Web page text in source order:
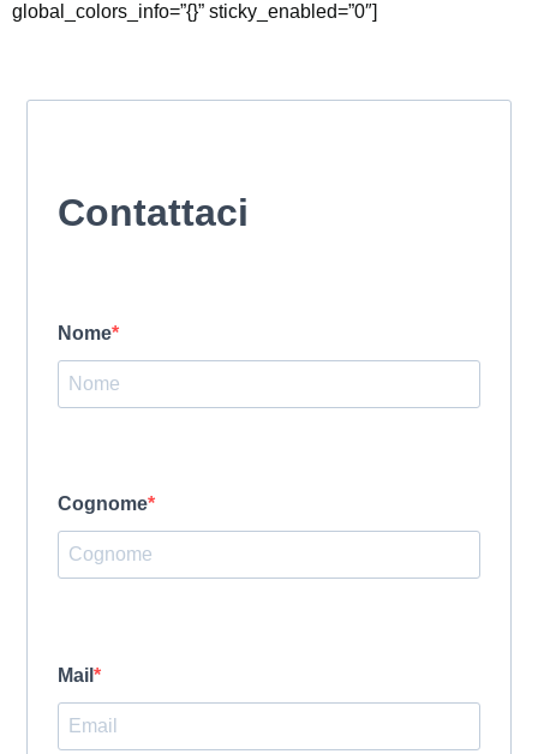
global_colors_info=”{}” sticky_enabled=”0″]
Contattaci
Nome
Cognome
Mail